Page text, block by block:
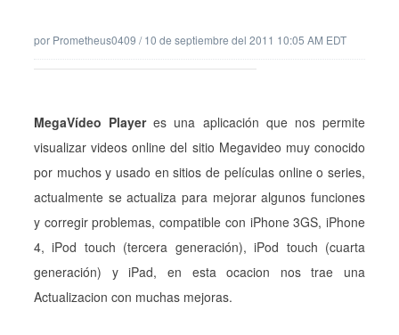
por Prometheus0409 /10 de septiembre del 2011 10:05 AM EDT
MegaVídeo Playeres una aplicación que nos permite
visualizar videos online del sitio Megavideo muy conocido
por muchos y usado en sitios de películas online o series,
actualmente se actualiza para mejorar algunos funciones
y corregir problemas, compatible con iPhone 3GS, iPhone
4, iPod touch (tercera generación), iPod touch (cuarta
generación) y iPad, en esta ocacion nos trae una
Actualizacion con muchas mejoras.